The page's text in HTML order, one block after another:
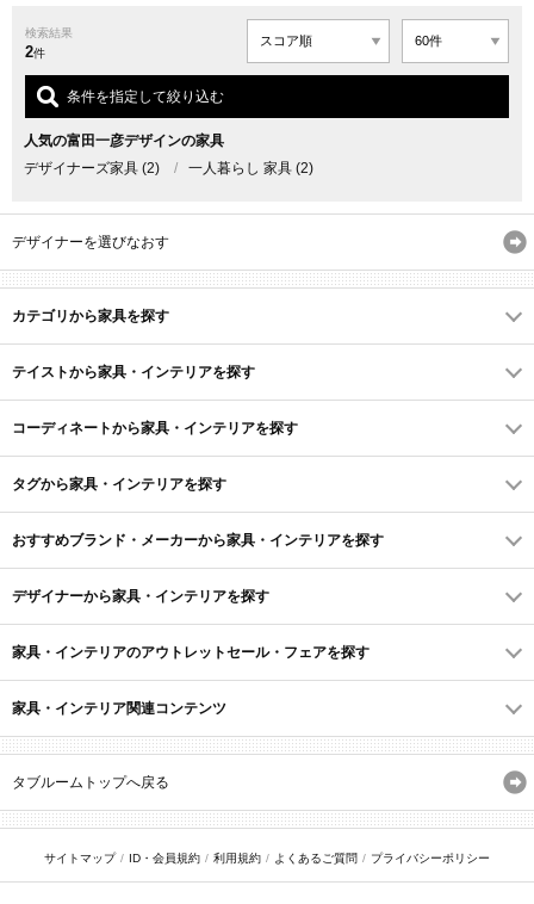
検索結果
2件
条件を指定して絞り込む
人気の富田一彦デザインの家具
デザイナーズ家具 (2) / 一人暮らし 家具 (2)
デザイナーを選びなおす
カテゴリから家具を探す
テイストから家具・インテリアを探す
コーディネートから家具・インテリアを探す
タグから家具・インテリアを探す
おすすめブランド・メーカーから家具・インテリアを探す
デザイナーから家具・インテリアを探す
家具・インテリアのアウトレットセール・フェアを探す
家具・インテリア関連コンテンツ
タブルームトップへ戻る
サイトマップ ID・会員規約 利用規約 よくあるご質問 プライバシーポリシー